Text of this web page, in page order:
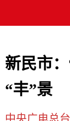
新民市
“丰”景
中央广电总